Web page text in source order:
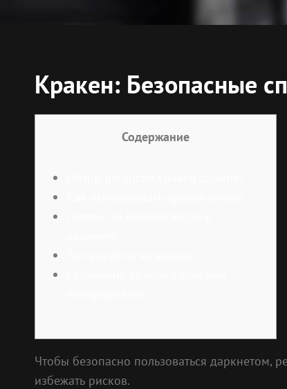
Кракен: Безопасные
Содержание
Чтобы безопасно пользоваться даркнетом,
избежать рисков.